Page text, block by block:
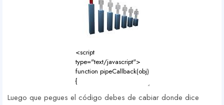
Luego que pegues el código debes de cabiar donde dice